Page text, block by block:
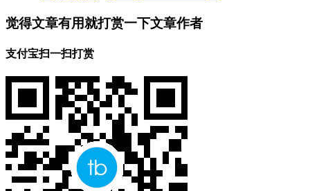
觉得文章有用就打赏一下文章作者
支付宝扫一扫打赏